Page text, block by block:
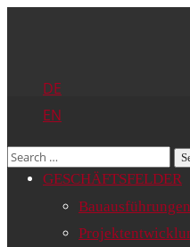
DE
EN
GESCHÄFTSFELDER
Bauausführungen